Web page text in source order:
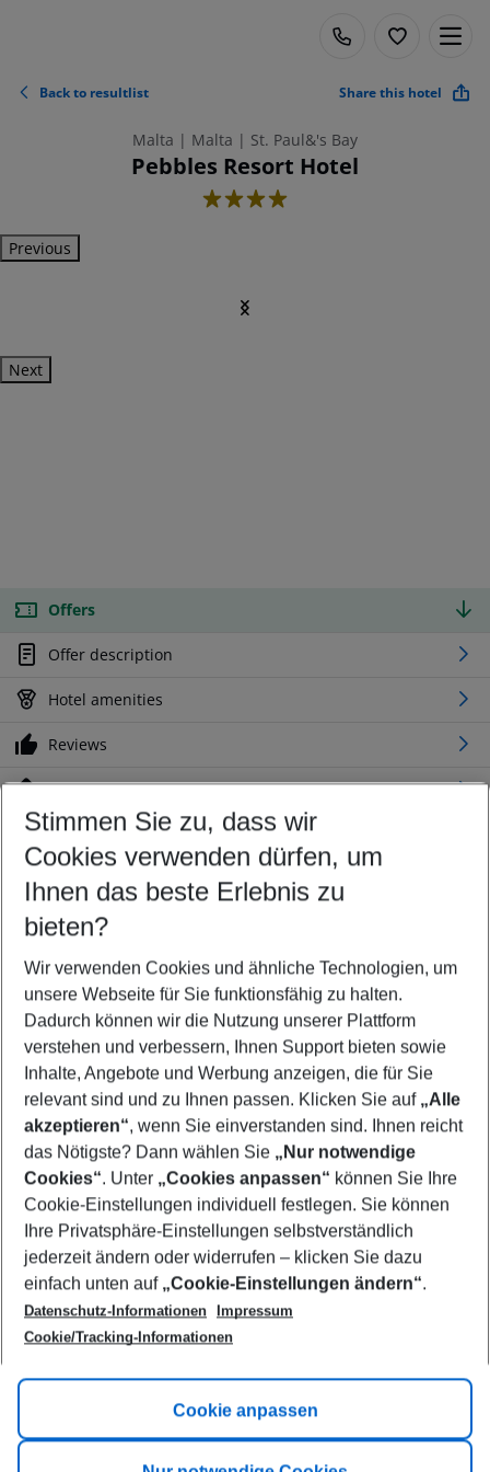
Back to resultlist Share this hotel
Malta | Malta | St. Paul&'s Bay
Pebbles Resort Hotel
4
Previous
Next
Offers
Offer description
Hotel amenities
Reviews
Location
Customize your offer
Find the perfect deal which suits your best
Your departure airport
Any airport
Select your date range
10/08/26–08/08/27 5-8 nights
Who will travel
2 adults No children
Show more filter
Footer
Footer navigation
Title A
Link A
Stimmen Sie zu, dass wir
Cookies verwenden dürfen, um
Ihnen das beste Erlebnis zu
bieten?
Wir verwenden Cookies und ähnliche Technologien, um
unsere Webseite für Sie funktionsfähig zu halten.
Dadurch können wir die Nutzung unserer Plattform
verstehen und verbessern, Ihnen Support bieten sowie
Inhalte, Angebote und Werbung anzeigen, die für Sie
relevant sind und zu Ihnen passen. Klicken Sie auf „Alle
akzeptieren“, wenn Sie einverstanden sind. Ihnen reicht
das Nötigste? Dann wählen Sie „Nur notwendige
Cookies“. Unter „Cookies anpassen“ können Sie Ihre
Cookie-Einstellungen individuell festlegen. Sie können
Ihre Privatsphäre-Einstellungen selbstverständlich
jederzeit ändern oder widerrufen – klicken Sie dazu
einfach unten auf „Cookie-Einstellungen ändern“.
Datenschutz-Informationen
Impressum
Cookie/Tracking-Informationen
Cookie anpassen